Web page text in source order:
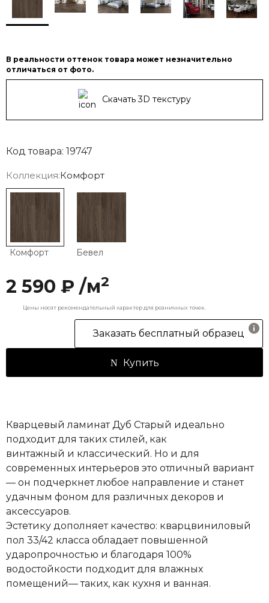
В реальности оттенок товара может незначительно
отличаться от фото.
Скачать 3D текстуру
Код товара: 19747
Коллекция:Комфорт
Комфорт Бевел
2 590 ₽ /м2
Цены носят рекомендательный характер для розничных точек.
Заказать бесплатный образец
Купить
Кварцевый ламинат Дуб Старый идеально
подходит для таких стилей, как
винтажный и классический. Но и для
современных интерьеров это отличный вариант
— он подчеркнет любое направление и станет
удачным фоном для различных декоров и
аксессуаров.
Эстетику дополняет качество: кварцвиниловый
пол 33/42 класса обладает повышенной
ударопрочностью и благодаря 100%
водостойкости подходит для влажных
помещений— таких, как кухня и ванная.